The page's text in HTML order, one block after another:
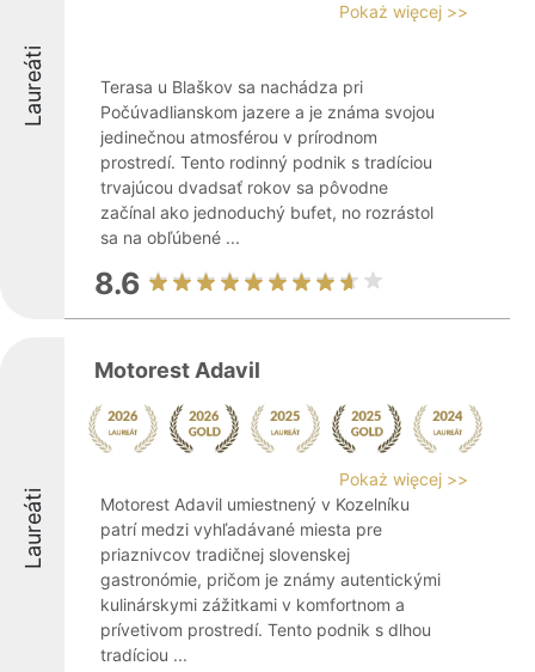
Laureáti
Pokaż więcej >>
Terasa u Blaškov sa nachádza pri
Počúvadlianskom jazere a je známa svojou
jedinečnou atmosférou v prírodnom
prostredí. Tento rodinný podnik s tradíciou
trvajúcou dvadsať rokov sa pôvodne
začínal ako jednoduchý bufet, no rozrástol
sa na obľúbené ...
8.6
Laureáti
Motorest Adavil
Pokaż więcej >>
Motorest Adavil umiestnený v Kozelníku
patrí medzi vyhľadávané miesta pre
priaznivcov tradičnej slovenskej
gastronómie, pričom je známy autentickými
kulinárskymi zážitkami v komfortnom a
prívetivom prostredí. Tento podnik s dlhou
tradíciou ...